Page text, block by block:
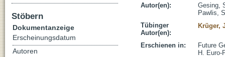
Autor(en):
Gesing,
Pawlis,
Tübinger
Autor(en):
Krüger,
Erschienen in:
Future
H. Euro-
Stöbern
Dokumentanzeige
Erscheinungsdatum
Autoren